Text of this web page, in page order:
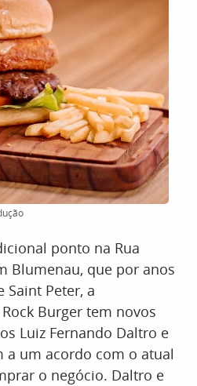
ponto na Rua
Blumenau, que por anos
Peter, a
Burger tem novos
Luiz Fernando Daltro e
a um acordo com o atual
o negócio. Daltro e